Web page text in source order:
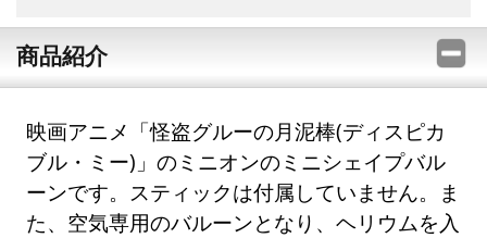
商品紹介
映画アニメ「怪盗グルーの月泥棒(ディスピカ
ブル・ミー)」のミニオンのミニシェイプバル
ーンです。スティックは付属していません。ま
た、空気専用のバルーンとなり、ヘリウムを入